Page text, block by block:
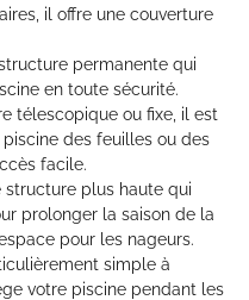
il offre une couverture
structure permanente qui
en toute sécurité.
télescopique ou fixe, il est
des feuilles ou des
facile.
structure plus haute qui
prolonger la saison de la
pour les nageurs.
simple à
votre piscine pendant les